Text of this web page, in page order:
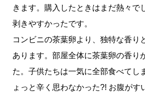
きます。購入したときはまだ熱々で
剥きやすかったです。
コンビニの茶葉卵より、独特な香り
あります。部屋全体に茶葉卵の香り
た。子供たちは一気に全部食べてし
ょっと辛く思わなかった?! お腹がす